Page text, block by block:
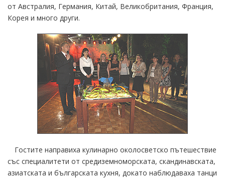
от Австралия, Германия, Китай, Великобритания, Франция,
Корея и много други.
Гостите направиха кулинарно околосветско пътешествие
със специалитети от средиземноморската, скандинавската,
азиатската и българската кухня, докато наблюдаваха танци